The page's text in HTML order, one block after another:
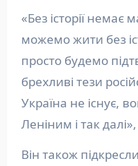
«Без історії
можемо жити без
просто будемо
брехливі тези
Україна не існує,
Леніним і так
Він також